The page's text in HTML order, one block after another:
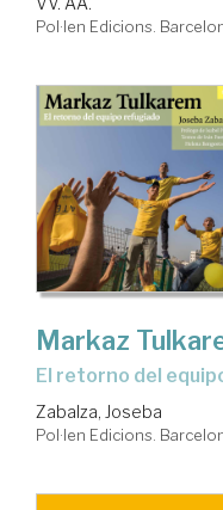
Pol·len Edicions.
Markaz
el retorno del
Zabalza, Joseba
Pol·len Edicions.